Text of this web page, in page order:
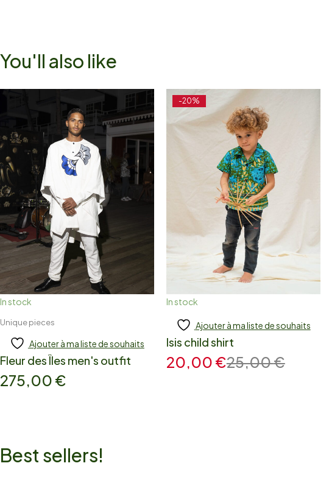
You'll also like
In stock
Add to cart
Unique pieces
Ajouter à ma liste de souhaits
Fleur des Îles men's outfit
275,00 €
-20%
In stock
Add to cart
Ajouter à ma liste de souhaits
Isis child shirt
25,00€
20,00 €
Best sellers!